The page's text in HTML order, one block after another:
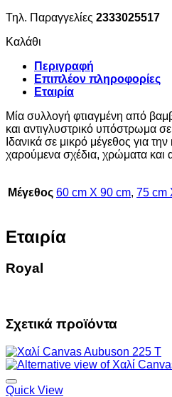
Τηλ. Παραγγελίες 2333025517
Καλάθι
Περιγραφή
Επιπλέον πληροφορίες
Εταιρία
Μία συλλογή φτιαγμένη από
και αντιγλυστρικό υπόστρωμα
Ιδανικά σε μικρό μέγεθος για
χαρούμενα σχέδια, χρώματα και
Μέγεθος 60 cm X 90 cm, 75 cm
Εταιρία
Royal
Σχετικά προϊόντα
Quick View